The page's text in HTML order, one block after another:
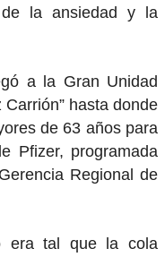
la ansiedad y la
a la Gran Unidad
hasta donde
de 63 años para
Pfizer, programada
Regional de
era tal que la cola